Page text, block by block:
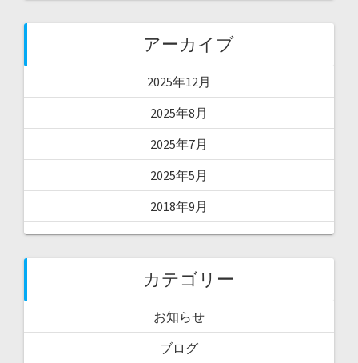
アーカイブ
2025年12月
2025年8月
2025年7月
2025年5月
2018年9月
カテゴリー
お知らせ
ブログ